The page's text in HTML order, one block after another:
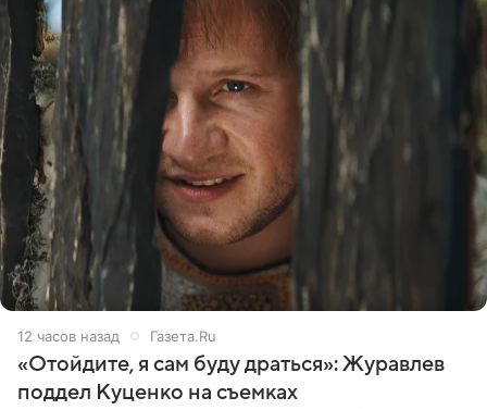
12 часов назад Газета.Ru
«Отойдите, я сам буду драться»: Журавлев
поддел Куценко на съемках